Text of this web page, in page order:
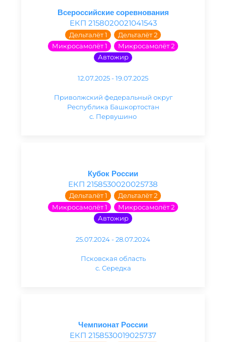
Всероссийские соревнования
ЕКП 2158020021041543
Дельталёт 1
Дельталёт 2
Микросамолёт 1
Микросамолёт 2
Автожир
12.07.2025 - 19.07.2025
Приволжский федеральный округ
Республика Башкортостан
с. Первушино
Кубок России
ЕКП 2158530020025738
Дельталёт 1
Дельталёт 2
Микросамолёт 1
Микросамолёт 2
Автожир
25.07.2024 - 28.07.2024
Псковская область
с. Середка
Чемпионат России
ЕКП 2158530019025737